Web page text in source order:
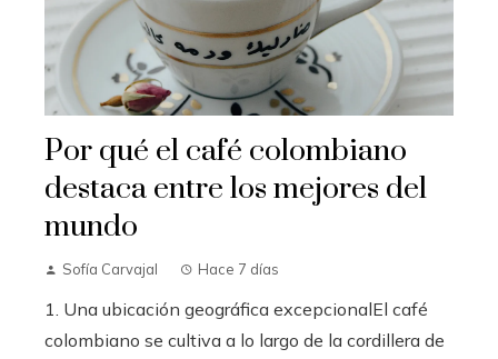
Por qué el café colombiano
destaca entre los mejores del
mundo
Sofía Carvajal Hace 7 días
1. Una ubicación geográfica excepcionalEl café
colombiano se cultiva a lo largo de la cordillera de